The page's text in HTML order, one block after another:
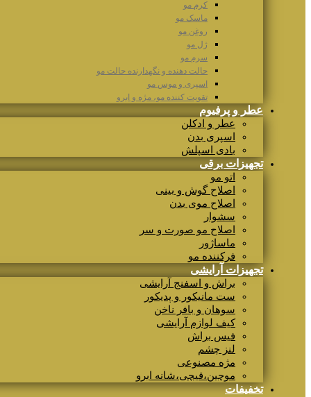
کرم مو
ماسک مو
روغن مو
ژل مو
سرم مو
حالت دهنده و نگهدارنده حالت مو
اسپری و موس مو
تقویت کننده مو، مژه و ابرو
عطر و پرفیوم
عطر و ادکلن
اسپری بدن
بادی اسپلش
تجهیزات برقی
اتو مو
اصلاح گوش و بینی
اصلاح موی بدن
سشوار
اصلاح مو صورت و سر
ماساژور
فرکننده مو
تجهیزات آرایشی
براش و اسفنج آرایشی
ست مانیکور و پدیکور
سوهان و بافر ناخن
کیف لوازم آرایشی
فیس براش
لنز چشم
مژه مصنوعی
موچین،قیچی،شانه ابرو
تخفیفات